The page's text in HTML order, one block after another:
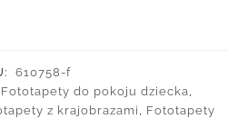
610758-f
Fototapety do pokoju dziecka,
z krajobrazami, Fototapety